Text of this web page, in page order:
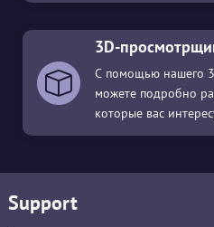
3D-
С помощью нашего
можете подробно
которые вас
Support